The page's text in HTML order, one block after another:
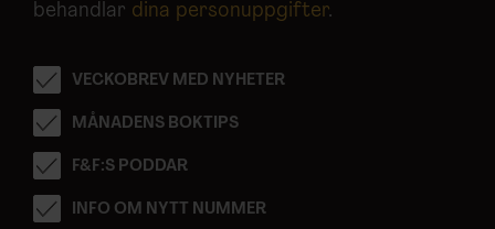
behandlar dina personuppgifter.
VECKOBREV MED NYHETER
MÅNADENS BOKTIPS
F&F:S PODDAR
INFO OM NYTT NUMMER